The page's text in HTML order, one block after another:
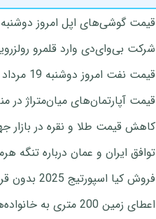
قیمت گوشی‌های اپل امروز دوشنبه 19 مرداد 1405
شرکت بی‌وای‌دی وارد قلمرو
قیمت نفت امروز دوشنبه 19 مرداد 1405
قیمت آپارتمان‌های میان‌متراژ در
کاهش قیمت طلا و نقره در بازار
توافق ایران و عمان درباره تنگه
فروش کیا اسپورتیج 2025 بدون قرعه‌کشی
اعطای زمین 200 متری به خانواده‌های دارای 3 فرزند